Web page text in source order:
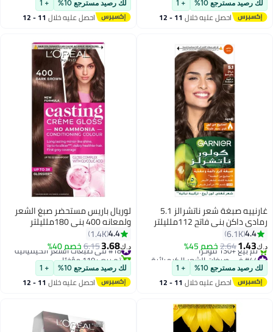
لك رصيد مسترجع 10% + 1
احصل عليه خلال 11 - 12
لك رصيد مسترجع 10% + 1
احصل عليه خلال 11 - 12
غارنييه صبغة شعر ناتشرالز 5.1
رمادي داكن بني فاتح 112ملليلتر
4.4
6.1K
د.ك‏1.43
2.64خصم 45%
#44 في صبغات الشعر الكيميائية
أقل سعر في 7 يوم
تم بيع +130 مؤخرًا
#44 في صبغات الشعر الكيميائية
لك رصيد مسترجع 10% + 1
احصل عليه خلال 11 - 12
لوريال باريس مستحضر صبغ الشعر
ولمعانه 400 بني 180ملليلتر
4.4
1.4K
د.ك‏3.68
6.15خصم 40% #18 في صبغات الشعر الكيميائية
تم بيع +110 مؤخرًا
#18 في صبغات الشعر الكيميائية
لك رصيد مسترجع 10% + 1
احصل عليه خلال 11 - 12